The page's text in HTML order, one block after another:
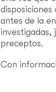
antes de la
investigadas,
preceptos.
Con